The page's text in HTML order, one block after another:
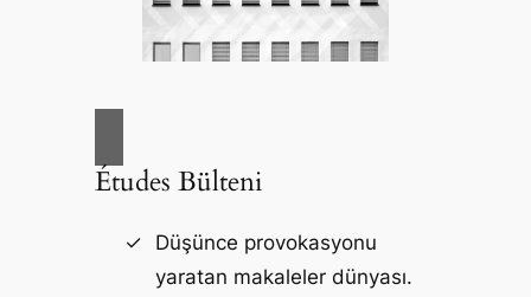
Études Bülteni
Düşünce provokasyonu
yaratan makaleler dünyası.